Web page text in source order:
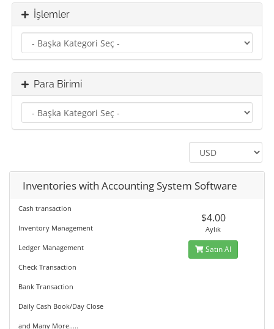
İşlemler
Para Birimi
Inventories with Accounting System Software
Cash transaction
Inventory Management
Ledger Management
Check Transaction
Bank Transaction
Daily Cash Book/Day Close
and Many More.....
$4.00
Aylık
Satın Al